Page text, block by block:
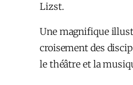
Lizst.
Une magnifique
croisement des
le théâtre et la